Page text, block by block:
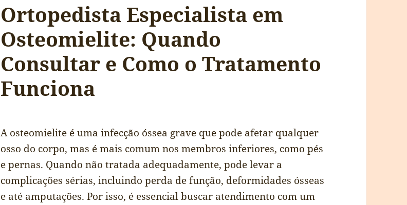
Ortopedista Especialista em
Osteomielite: Quando
Consultar e Como o Tratamento
Funciona
A osteomielite é uma infecção óssea grave que pode afetar qualquer
osso do corpo, mas é mais comum nos membros inferiores, como pés
e pernas. Quando não tratada adequadamente, pode levar a
complicações sérias, incluindo perda de função, deformidades ósseas
e até amputações. Por isso, é essencial buscar atendimento com um